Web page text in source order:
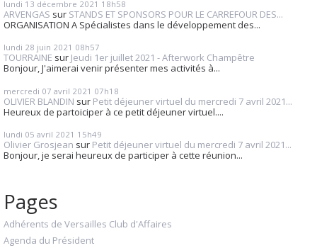
lundi 13 décembre 2021 18h58
ARVENGAS sur STANDS ET SPONSORS POUR LE CARREFOUR DES...
ORGANISATION A Spécialistes dans le développement des...
lundi 28 juin 2021 08h57
TOURRAINE sur Jeudi 1er juillet 2021 - Afterwork Champêtre
Bonjour, J'aimerai venir présenter mes activités à...
mercredi 07 avril 2021 07h18
OLIVIER BLANDIN sur Petit déjeuner virtuel du mercredi 7 avril 2021...
Heureux de partoiciper à ce petit déjeuner virtuel....
lundi 05 avril 2021 15h49
Olivier Grosjean sur Petit déjeuner virtuel du mercredi 7 avril 2021...
Bonjour, je serai heureux de participer à cette réunion...
Pages
Adhérents de Versailles Club d'Affaires
Agenda du Président